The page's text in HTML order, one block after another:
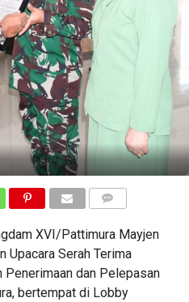
XVI/Pattimura Mayjen
Upacara Serah Terima
dan Pelepasan
bertempat di Lobby